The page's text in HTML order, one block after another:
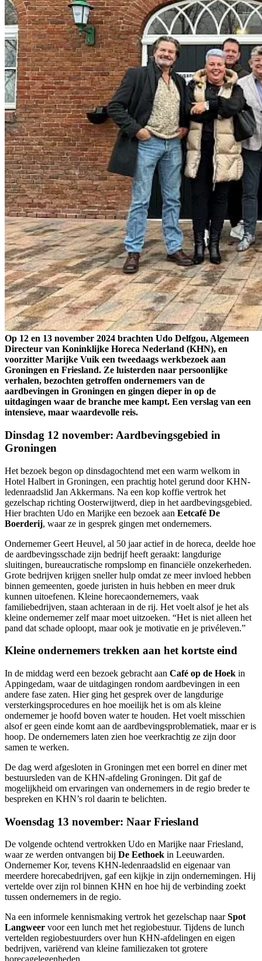
Op 12 en 13 november 2024 brachten Udo Delfgou, Algemeen
Directeur van Koninklijke Horeca Nederland (KHN), en
voorzitter Marijke Vuik een tweedaags werkbezoek aan
Groningen en Friesland. Ze luisterden naar persoonlijke
verhalen, bezochten getroffen ondernemers van de
aardbevingen in Groningen en gingen dieper in op de
uitdagingen waar de branche mee kampt. Een verslag van een
intensieve, maar waardevolle reis.
Dinsdag 12 november: Aardbevingsgebied in
Groningen
Het bezoek begon op dinsdagochtend met een warm welkom in
Hotel Halbert in Groningen, een prachtig hotel gerund door KHN-
ledenraadslid Jan Akkermans. Na een kop koffie vertrok het
gezelschap richting Oosterwijtwerd, diep in het aardbevingsgebied.
Hier brachten Udo en Marijke een bezoek aan Eetcafé De
Boerderij, waar ze in gesprek gingen met ondernemers.
Ondernemer Geert Heuvel, al 50 jaar actief in de horeca, deelde hoe
de aardbevingsschade zijn bedrijf heeft geraakt: langdurige
sluitingen, bureaucratische rompslomp en financiële onzekerheden.
Grote bedrijven krijgen sneller hulp omdat ze meer invloed hebben
binnen gemeenten, goede juristen in huis hebben en meer druk
kunnen uitoefenen. Kleine horecaondernemers, vaak
familiebedrijven, staan achteraan in de rij. Het voelt alsof je het als
kleine ondernemer zelf maar moet uitzoeken. “Het is niet alleen het
pand dat schade oploopt, maar ook je motivatie en je privéleven.”
Kleine ondernemers trekken aan het kortste eind
In de middag werd een bezoek gebracht aan Café op de Hoek in
Appingedam, waar de uitdagingen rondom aardbevingen in een
andere fase zaten. Hier ging het gesprek over de langdurige
versterkingsprocedures en hoe moeilijk het is om als kleine
ondernemer je hoofd boven water te houden. Het voelt misschien
alsof er geen einde komt aan de aardbevingsproblematiek, maar er is
hoop. De ondernemers laten zien hoe veerkrachtig ze zijn door
samen te werken.
De dag werd afgesloten in Groningen met een borrel en diner met
bestuursleden van de KHN-afdeling Groningen. Dit gaf de
mogelijkheid om ervaringen van ondernemers in de regio breder te
bespreken en KHN’s rol daarin te belichten.
Woensdag 13 november: Naar Friesland
De volgende ochtend vertrokken Udo en Marijke naar Friesland,
waar ze werden ontvangen bij De Eethoek in Leeuwarden.
Ondernemer Kor, tevens KHN-ledenraadslid en eigenaar van
meerdere horecabedrijven, gaf een kijkje in zijn ondernemingen. Hij
vertelde over zijn rol binnen KHN en hoe hij de verbinding zoekt
tussen ondernemers in de regio.
Na een informele kennismaking vertrok het gezelschap naarSpot
Langweer voor een lunch met het regiobestuur. Tijdens de lunch
vertelden regiobestuurders over hun KHN-afdelingen en eigen
bedrijven, variërend van kleine familiezaken tot grotere